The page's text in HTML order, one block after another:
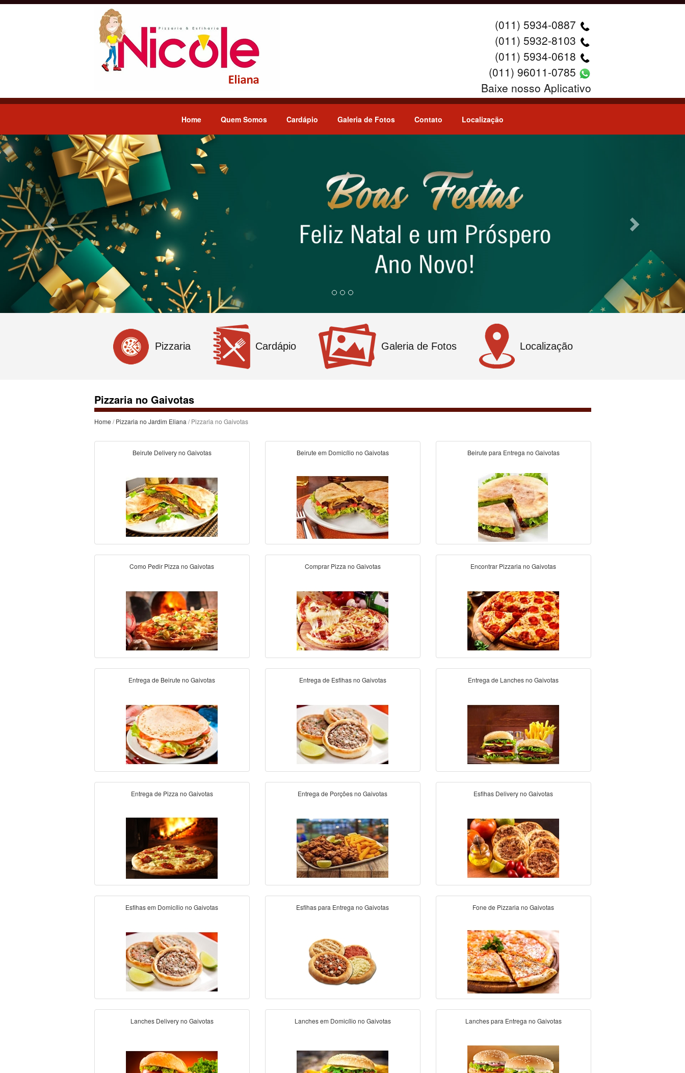
(011) 5934-0887
(011) 5932-8103
(011) 5934-0618
(011) 96011-0785
Baixe nosso Aplicativo
Home Quem Somos Cardápio Galeria de Fotos Contato Localização
Previous
Pizzaria Cardápio Galeria de Fotos Localização
Pizzaria no Gaivotas
Home /Pizzaria no Jardim Eliana / Pizzaria no Gaivotas
Beirute Delivery no Gaivotas Beirute em Domicílio no Gaivotas Beirute para Entrega no Gaivotas
Como Pedir Pizza no Gaivotas Comprar Pizza no Gaivotas Encontrar Pizzaria no Gaivotas
Entrega de Beirute no Gaivotas Entrega de Esfihas no Gaivotas Entrega de Lanches no Gaivotas
Entrega de Pizza no Gaivotas Entrega de Porções no Gaivotas Esfihas Delivery no Gaivotas
Esfihas em Domicílio no Gaivotas Esfihas para Entrega no Gaivotas Fone de Pizzaria no Gaivotas
Lanches Delivery no Gaivotas Lanches em Domicílio no Gaivotas Lanches para Entrega no Gaivotas